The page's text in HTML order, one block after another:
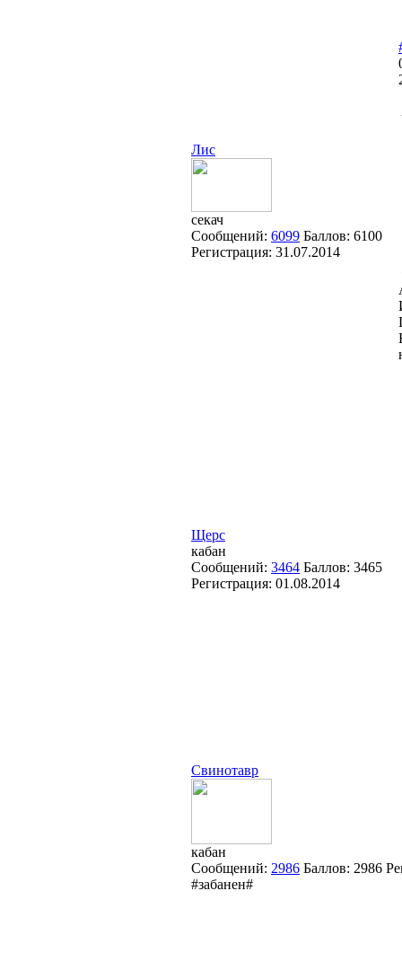
Лис
секач
Сообщений: 6099 Баллов: 6100
Регистрация: 31.07.2014
Щерс
кабан
Сообщений: 3464 Баллов: 3465
Регистрация: 01.08.2014
Свинотавр
кабан
Сообщений: 2986 Баллов: 2986
#забанен#